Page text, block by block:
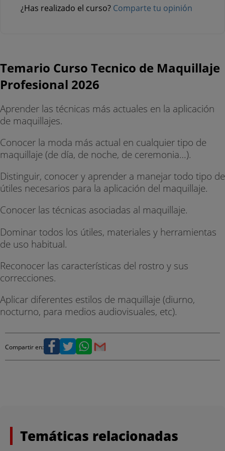
¿Has realizado el curso? Comparte tu opinión
Temario Curso Tecnico de Maquillaje
Profesional 2026
Aprender las técnicas más actuales en la aplicación
de maquillajes.
Conocer la moda más actual en cualquier tipo de
maquillaje (de día, de noche, de ceremonia…).
Distinguir, conocer y aprender a manejar todo tipo de
útiles necesarios para la aplicación del maquillaje.
Conocer las técnicas asociadas al maquillaje.
Dominar todos los útiles, materiales y herramientas
de uso habitual.
Reconocer las características del rostro y sus
correcciones.
Aplicar diferentes estilos de maquillaje (diurno,
nocturno, para medios audiovisuales, etc).
Compartir en:
Temáticas relacionadas